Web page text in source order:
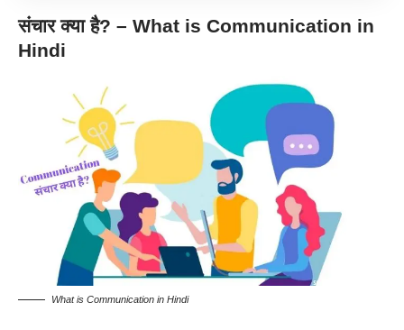
संचार क्या है? – What is Communication in
Hindi
What is Communication in Hindi